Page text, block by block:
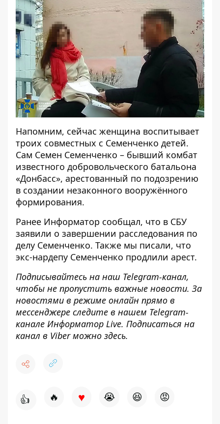
Напомним, сейчас женщина воспитывает
троих совместных с Семенченко детей.
Сам Семен Семенченко – бывший комбат
известного добровольческого батальона
«Донбасс», арестованный по подозрению
в создании незаконного вооружённого
формирования.
Ранее Информатор сообщал, что в СБУ
заявили о завершении расследования по
делу Семенченко. Также мы писали, что
экс-нардепу Семенченко продлили арест.
Подписывайтесь на наш Telegram-канал,
чтобы не пропустить важные новости. За
новостями в режиме онлайн прямо в
мессенджере следите в нашем Telegram-
канале Информатор Live. Подписаться на
канал в Viber можно здесь.
👍 🔥 ♥ 😭 😆 😡